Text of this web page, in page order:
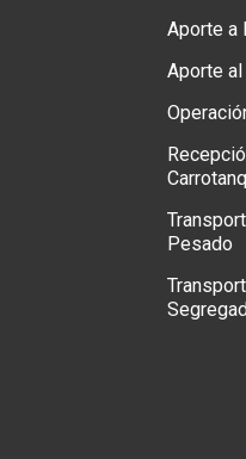
Aporte a
Aporte
Pesado